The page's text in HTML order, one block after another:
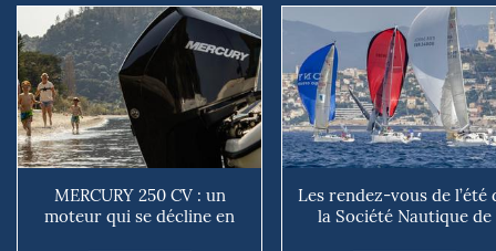
MERCURY 250 CV : un
moteur qui se décline en
Les rendez-vous de l’été
la Société Nautique de